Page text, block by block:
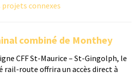
connexes
combiné de Monthey
CFF St-Maurice – St-Gingolph, le
route offrira un accès direct à